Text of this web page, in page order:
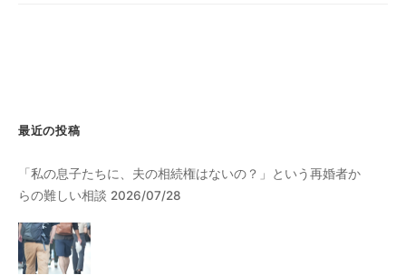
最近の投稿
「私の息子たちに、夫の相続権はないの？」という再婚者か
らの難しい相談 2026/07/28